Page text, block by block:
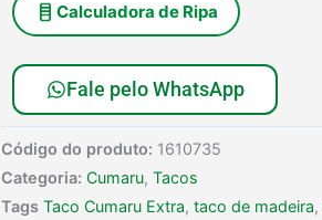
Calculadora de Ripa
Fale pelo WhatsApp
Código do produto: 1610735
Categoria: Cumaru, Tacos
Tags Taco Cumaru Extra, taco de madeira,